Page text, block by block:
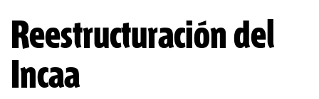
Reestructuración del
Incaa